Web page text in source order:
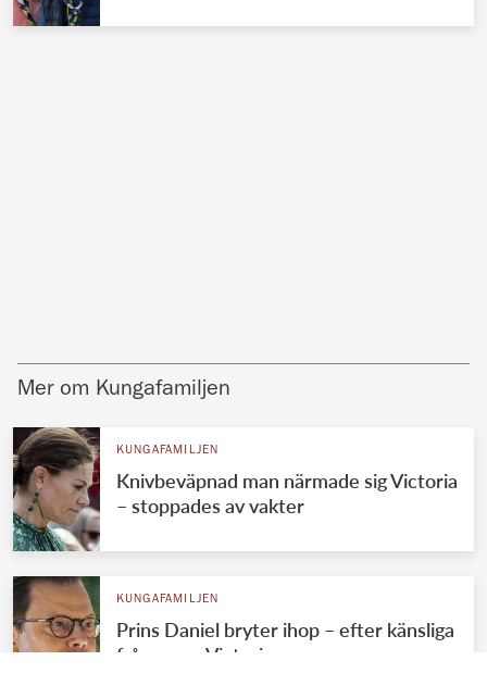
Mer om Kungafamiljen
KUNGAFAMILJEN
Knivbeväpnad man närmade sig Victoria
– stoppades av vakter
KUNGAFAMILJEN
Prins Daniel bryter ihop – efter känsliga
frågan om Victoria